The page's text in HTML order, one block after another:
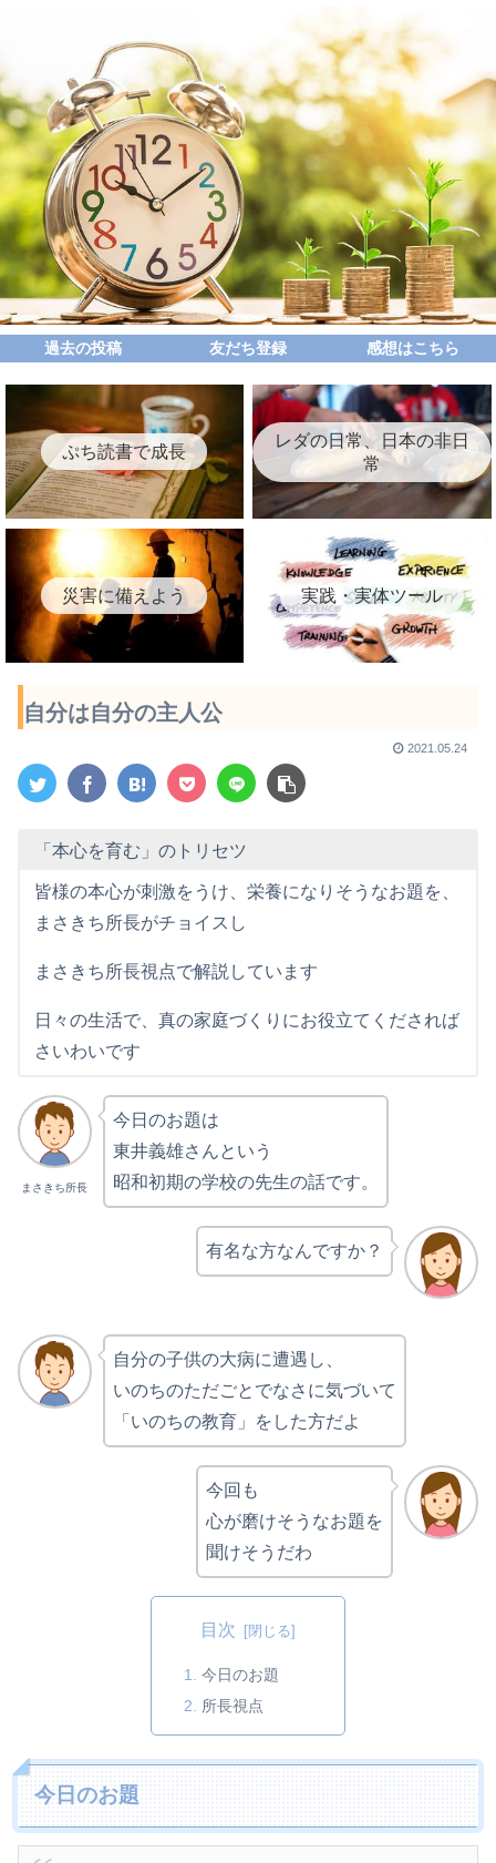
過去の投稿 友だち登録 感想はこちら
ぷち読書で成長
レダの日常、日本の非日
常
災害に備えよう 実践・実体ツール
自分は自分の主人公
2021.05.24
「本心を育む」のトリセツ
皆様の本心が刺激をうけ、栄養になりそうなお題を、
まさきち所長がチョイスし
まさきち所長視点で解説しています
日々の生活で、真の家庭づくりにお役立てくだされば
さいわいです
まさきち所長
今日のお題は
東井義雄さんという
昭和初期の学校の先生の話です。
有名な方なんですか？
自分の子供の大病に遭遇し、
いのちのただごとでなさに気づいて
「いのちの教育」をした方だよ
今回も
心が磨けそうなお題を
聞けそうだわ
目次
今日のお題
所長視点
今日のお題